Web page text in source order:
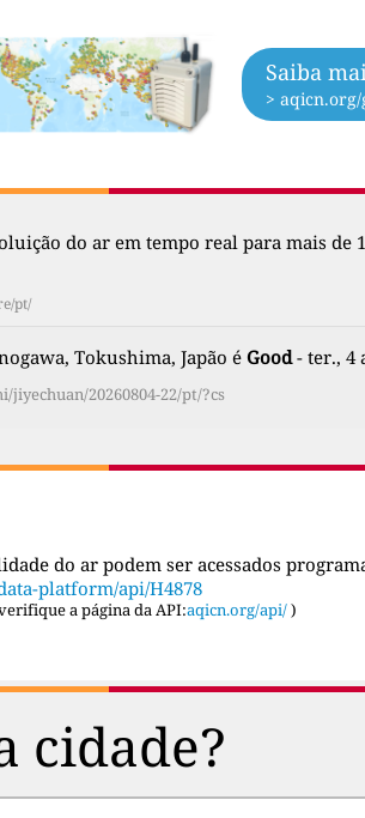
Saiba
> aqicn.org/
do ar em tempo real para mais de
pt/
Tokushima, Japão é Good- ter., 4
20260804-22/pt/?cs
do ar podem ser acessados
platform/api/H4878
a página da API:aqicn.org/api/)
cidade?